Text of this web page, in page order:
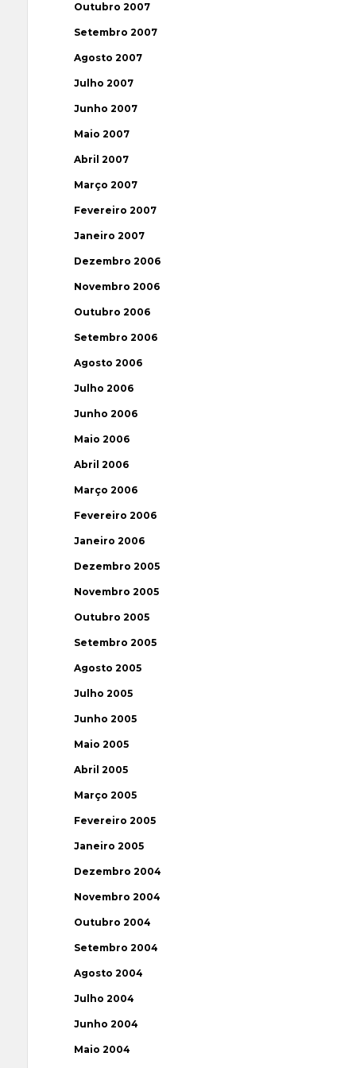
Outubro 2007
Setembro 2007
Agosto 2007
Julho 2007
Junho 2007
Maio 2007
Abril 2007
Março 2007
Fevereiro 2007
Janeiro 2007
Dezembro 2006
Novembro 2006
Outubro 2006
Setembro 2006
Agosto 2006
Julho 2006
Junho 2006
Maio 2006
Abril 2006
Março 2006
Fevereiro 2006
Janeiro 2006
Dezembro 2005
Novembro 2005
Outubro 2005
Setembro 2005
Agosto 2005
Julho 2005
Junho 2005
Maio 2005
Abril 2005
Março 2005
Fevereiro 2005
Janeiro 2005
Dezembro 2004
Novembro 2004
Outubro 2004
Setembro 2004
Agosto 2004
Julho 2004
Junho 2004
Maio 2004